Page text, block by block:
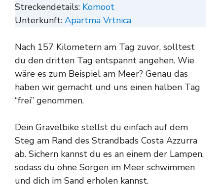
Streckendetails: Komoot
Unterkunft: Apartma Vrtnica
Nach 157 Kilometern am Tag zuvor, solltest
du den dritten Tag entspannt angehen. Wie
wäre es zum Beispiel am Meer? Genau das
haben wir gemacht und uns einen halben Tag
“frei” genommen.
Dein Gravelbike stellst du einfach auf dem
Steg am Rand des Strandbads Costa Azzurra
ab. Sichern kannst du es an einem der Lampen,
sodass du ohne Sorgen im Meer schwimmen
und dich im Sand erholen kannst.